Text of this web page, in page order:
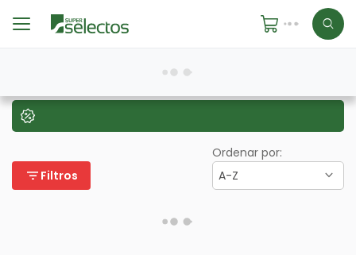
filter_list Filtros
Ordenar por:
A-Z